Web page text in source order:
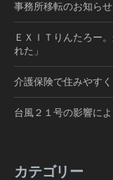
事務所移転のお知らせ
ＥＸＩＴりんたろー
れた」
介護保険で住みやす
台風２１号の影響に
カテゴリー